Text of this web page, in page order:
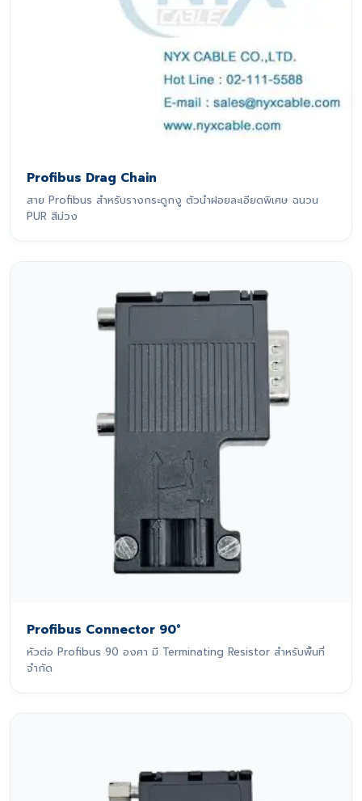
Profibus Drag Chain
สาย Profibus สำหรับรางกระดูกงู ตัวนำฝอยละเอียดพิเศษ ฉนวน
PUR สีม่วง
Profibus Connector 90°
หัวต่อ Profibus 90 องศา มี Terminating Resistor สำหรับพื้นที่
จำกัด